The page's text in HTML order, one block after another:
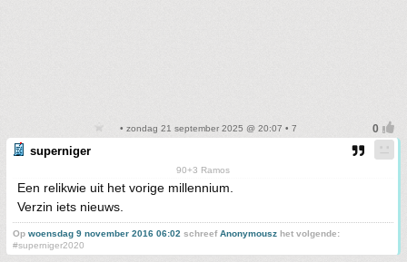
• zondag 21 september 2025 @ 20:07 • 7
superniger
90+3 Ramos
Een relikwie uit het vorige millennium.
Verzin iets nieuws.
Op woensdag 9 november 2016 06:02 schreefAnonymousz het volgende:
#superniger2020